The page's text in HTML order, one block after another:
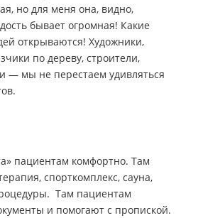
но для меня она, видно,
бывает огромная! Какие
открываются! Художники,
по дереву, строители,
— мы не перестаем удивляться
пациентам комфортно. Там
спорткомплекс, сауна,
Там пациентам
и помогают с пропиской.